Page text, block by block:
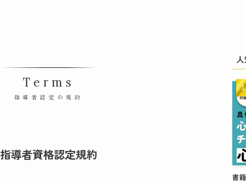
Terms
指導者認定の規約
指導者資格認定規約
書